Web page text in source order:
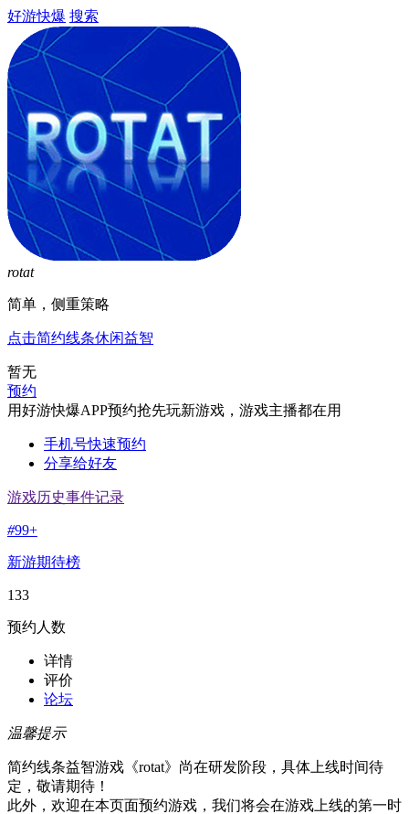
好游快爆 搜索
rotat
简单，侧重策略
点击简约线条休闲益智
暂无
预约
用好游快爆APP预约抢先玩新游戏，游戏主播都在用
手机号快速预约
分享给好友
游戏历史事件记录
#99+
新游期待榜
133
预约人数
详情
评价
论坛
温馨提示
简约线条益智游戏《rotat》尚在研发阶段，具体上线时间待
定，敬请期待！
此外，欢迎在本页面预约游戏，我们将会在游戏上线的第一时